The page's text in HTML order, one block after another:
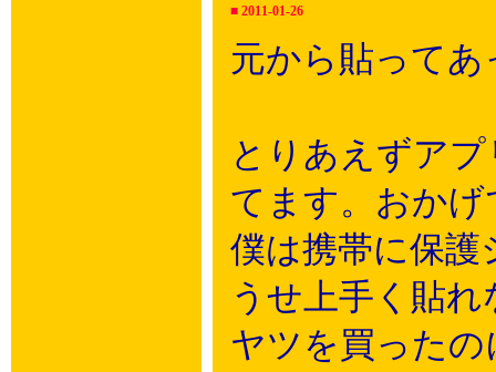
■ 2011-01-26
元から貼って
とりあえずア
てます。おか
僕は携帯に保護
うせ上手く貼
ヤツを買った